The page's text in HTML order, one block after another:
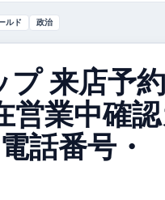
ルド 政治
プ 来店予約
営業中確
話番号・